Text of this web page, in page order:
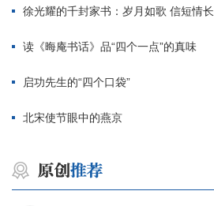
徐光耀的千封家书：岁月如歌 信短情长
读《晦庵书话》品“四个一点”的真味
启功先生的“四个口袋”
北宋使节眼中的燕京